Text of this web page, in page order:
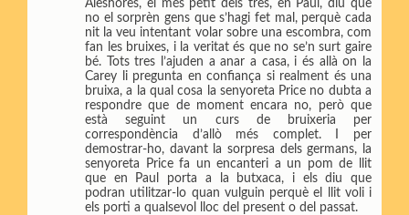
Aleshores, el més petit dels tres, en Paul, diu que
no el sorprèn gens que s’hagi fet mal, perquè cada
nit la veu intentant volar sobre una escombra, com
fan les bruixes, i la veritat és que no se’n surt gaire
bé. Tots tres l’ajuden a anar a casa, i és allà on la
Carey li pregunta en confiança si realment és una
bruixa, a la qual cosa la senyoreta Price no dubta a
respondre que de moment encara no, però que
està seguint un curs de bruixeria per
correspondència d’allò més complet. I per
demostrar-ho, davant la sorpresa dels germans, la
senyoreta Price fa un encanteri a un pom de llit
que en Paul porta a la butxaca, i els diu que
podran utilitzar-lo quan vulguin perquè el llit voli i
els porti a qualsevol lloc del present o del passat.